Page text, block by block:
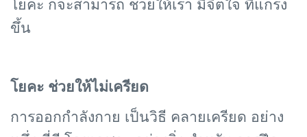
โยคะ ก็จะสามารถ ช่วยให้เรา มีจิตใจ ที่แกร่ง
ขึ้น
โยคะ ช่วยให้ไม่เครียด
การออกกำลังกาย เป็นวิธี คลายเครียด อย่าง